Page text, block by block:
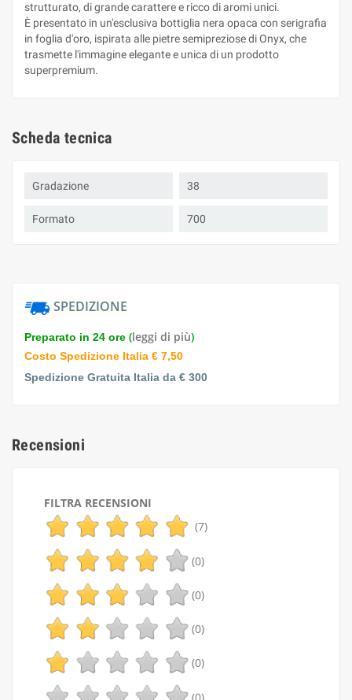
strutturato, di grande carattere e ricco di aromi unici.
È presentato in un'esclusiva bottiglia nera opaca con serigrafia
in foglia d'oro, ispirata alle pietre semipreziose di Onyx, che
trasmette l'immagine elegante e unica di un prodotto
superpremium.
Scheda tecnica
Gradazione 38
Formato 700
SPEDIZIONE
Preparato in 24 ore (leggi di più)
Costo Spedizione Italia € 7,50
Spedizione Gratuita Italia da € 300
Recensioni
FILTRA RECENSIONI
(7)
(0)
(0)
(0)
(0)